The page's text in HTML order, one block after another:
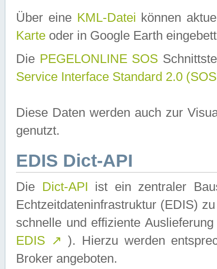
Über eine KML-Datei können
Karte oder in Google Earth
Die PEGELONLINE SOS
Service Interface Standard 2.0
Diese Daten werden auch zur
genutzt.
EDIS Dict-API
Die Dict-API ist ein zentraler
Echtzeitdateninfrastruktur (EDIS)
schnelle und effiziente
EDIS ↗ ). Hierzu werden
Broker angeboten.